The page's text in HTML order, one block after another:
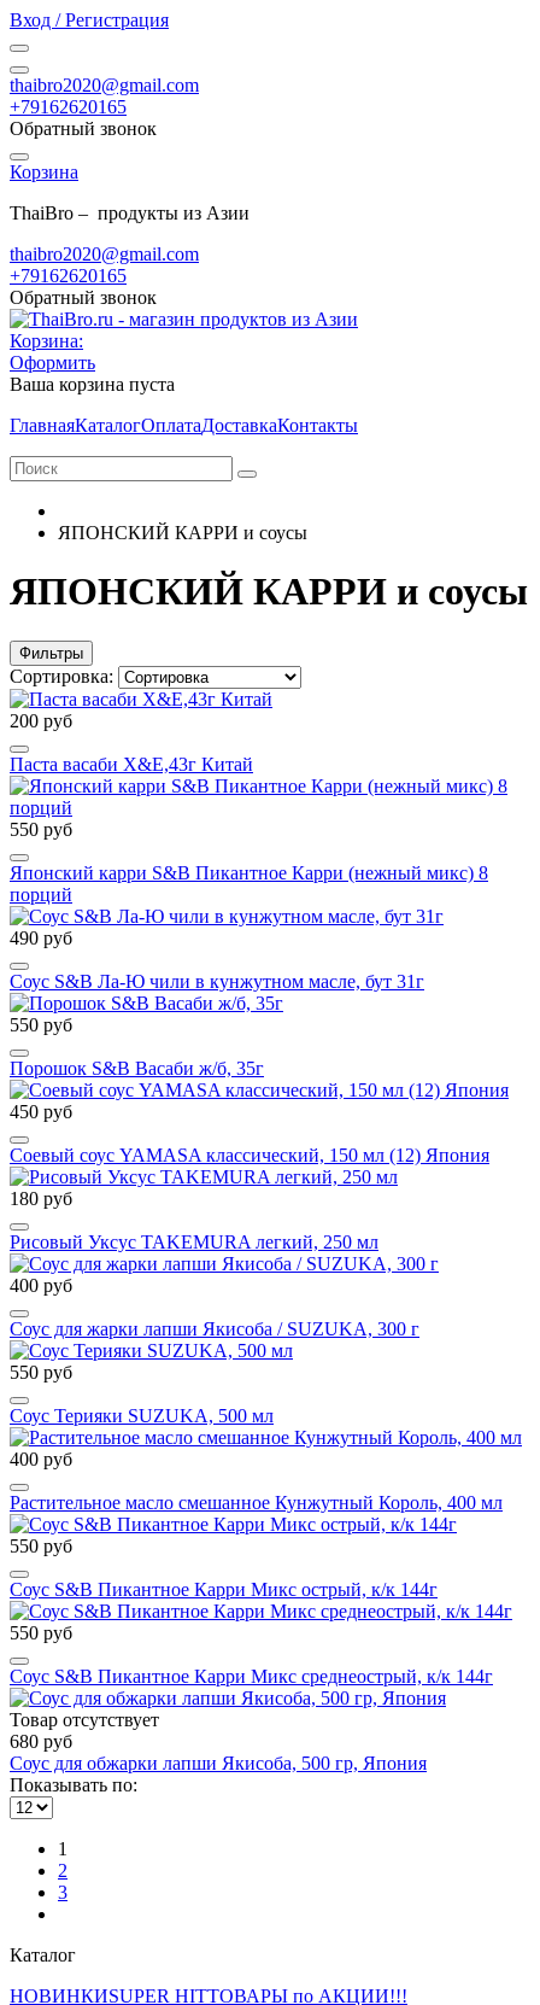
Вход / Регистрация
thaibro2020@gmail.com
+79162620165
Обратный звонок
Корзина
ThaiBro – продукты из Азии
thaibro2020@gmail.com
+79162620165
Обратный звонок
Корзина:
Оформить
Ваша корзина пуста
ГлавнаяКаталогОплатаДоставкаКонтакты
ЯПОНСКИЙ КАРРИ и соусы
ЯПОНСКИЙ КАРРИ и соусы
Фильтры
Сортировка:
200 руб
Паста васаби X&E,43г Китай
550 руб
Японский карри S&B Пикантное Карри (нежный микс) 8
порций
490 руб
Соус S&B Ла-Ю чили в кунжутном масле, бут 31г
550 руб
Порошок S&B Васаби ж/б, 35г
450 руб
Соевый соус YAMASA классический, 150 мл (12) Япония
180 руб
Рисовый Уксус TAKEMURA легкий, 250 мл
400 руб
Соус для жарки лапши Якисоба / SUZUKA, 300 г
550 руб
Соус Терияки SUZUKA, 500 мл
400 руб
Растительное масло смешанное Кунжутный Король, 400 мл
550 руб
Соус S&B Пикантное Карри Микс острый, к/к 144г
550 руб
Соус S&B Пикантное Карри Микс среднеострый, к/к 144г
Товар отсутствует
680 руб
Соус для обжарки лапши Якисоба, 500 гр, Япония
Показывать по:
1
2
3
Каталог
НОВИНКИSUPER HITТОВАРЫ по АКЦИИ!!!